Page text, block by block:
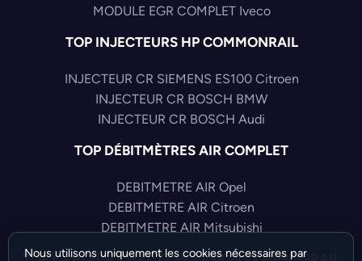
MODULE EGR COMPLET Iveco
TOP INJECTEURS HP COMMONRAIL
INJECTEUR CR SIEMENS ES100 Citroen
INJECTEUR CR BOSCH BMW
INJECTEUR CR BOSCH Audi
TOP DÉBITMÈTRES AIR COMPLET
DEBITMETRE AIR Opel
DEBITMETRE AIR Citroen
DEBITMETRE AIR Mitsubishi
Nous utilisons uniquement les cookies nécessaires par